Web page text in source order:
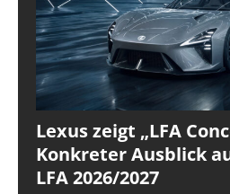
Lexus zeigt „LFA
Konkreter Ausblick
LFA 2026/2027